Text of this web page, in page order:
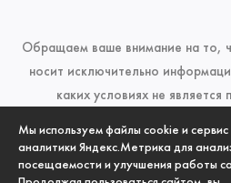
Мы используем файлы cookie и сервис
аналитики Яндекс.Метрика для
посещаемости и улучшения работы
Обращаем ваше внимание на то,
носит исключительно
каких условиях не
кодекса Российской Федерации.
информации о наличии и